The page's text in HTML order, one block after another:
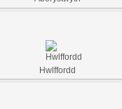
Hwlffordd